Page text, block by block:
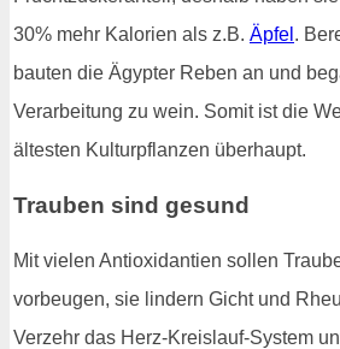
30% mehr Kalorien als z.B. Äpfel .
bauten die Ägypter Reben an und
Verarbeitung zu wein. Somit ist die
ältesten Kulturpflanzen überhaupt.
Trauben sind gesund
Mit vielen Antioxidantien sollen
vorbeugen, sie lindern Gicht und
Verzehr das Herz-Kreislauf-System